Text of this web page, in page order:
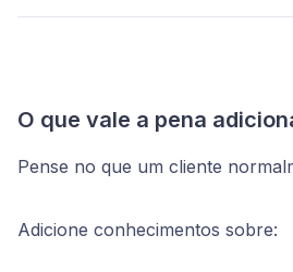
O que vale a pena
Pense no que um cliente
Adicione conhecimentos sobre: